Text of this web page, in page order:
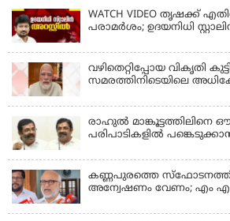
WATCH VIDEO തൃഷക്ക്
പരാമര്‍ശം; ഉദയനിധി
വഴിതെറ്റിപ്പോയ വികൃതി
സമരത്തിനിടെയിലെ
രാഹുല്‍ മാങ്കൂട്ടത്തിലിനെ
പരിപാടികളില്‍
കണ്ണപുരത്തെ
അന്വേഷണം വേണം; എം